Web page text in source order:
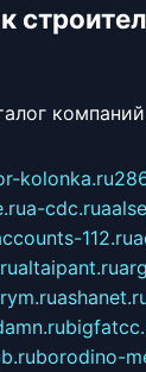
kolonka.ru
a-cdc.ru
112.ru
altaipant.ru
borodino-